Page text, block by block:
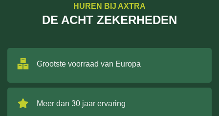
HUREN BIJ AXTRA
DE ACHT ZEKERHEDEN
Grootste voorraad van Europa
Meer dan 30 jaar ervaring